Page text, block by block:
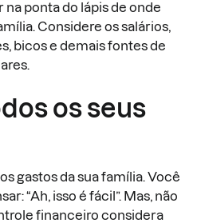
ponta do lápis de onde
Considere os salários,
bicos e demais fontes de
os seus
gastos da sua família. Você
“Ah, isso é fácil”. Mas, não
financeiro considera